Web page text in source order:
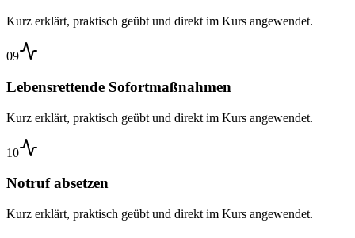
Kurz erklärt, praktisch geübt und direkt im Kurs angewendet.
09
Lebensrettende Sofortmaßnahmen
Kurz erklärt, praktisch geübt und direkt im Kurs angewendet.
10
Notruf absetzen
Kurz erklärt, praktisch geübt und direkt im Kurs angewendet.